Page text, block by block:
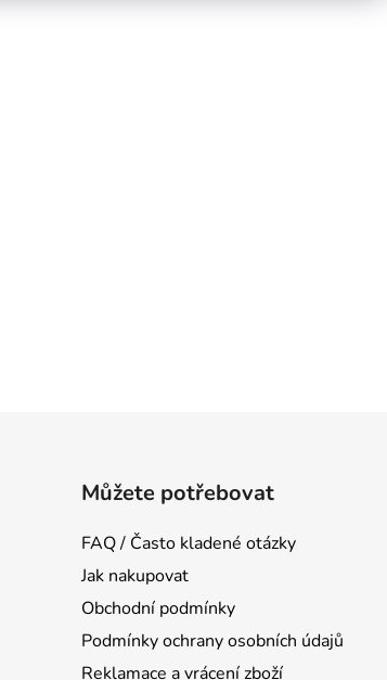
Můžete potřebovat
FAQ / Často kladené otázky
Jak nakupovat
Obchodní podmínky
Podmínky ochrany osobních údajů
Reklamace a vrácení zboží